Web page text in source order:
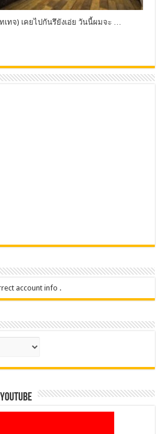
เทจ) เคยไปกันรึยังเอ่ย วันนี้ผมจะ …
account info .